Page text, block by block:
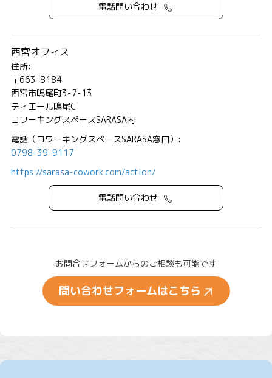
電話問い合わせ
西宮オフィス
住所:
〒663-8184
西宮市鳴尾町3-7-13
ティエール鳴尾C
コワーキングスペースSARASA内
電話（コワーキングスペースSARASA窓口）:
0798-39-9117
https://sarasa-cowork.com/action/
電話問い合わせ
お問合せフォームからのご相談も可能です
問い合わせフォームはこちら